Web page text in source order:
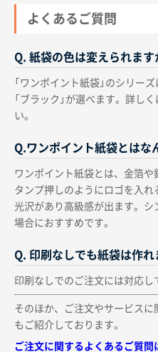
よくあるご質問
Q. 紙袋の色は変えられます
「ワンポイント紙袋」のシリー
「ブラック」が選べます。詳し
い。
Q.ワンポイント紙袋とはな
ワンポイント紙袋とは、金箔
タンプ押しのようにロゴを入れ
光沢があり高級感が出ます。
場合におすすめです。
Q. 印刷なしでも紙袋は作れ
印刷なしでのご注文には対応し
そのほか、ご注文やサービス
もご紹介しております。
ご注文に関するよくあるご質問